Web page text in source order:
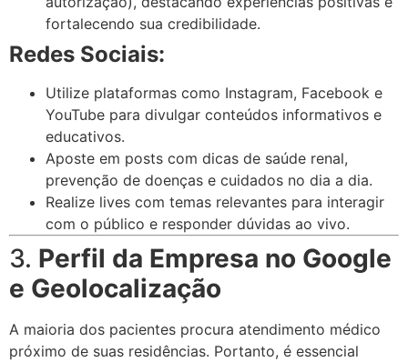
fortalecendo sua credibilidade.
Redes Sociais:
Utilize plataformas como Instagram, Facebook e
YouTube para divulgar conteúdos informativos e
educativos.
Aposte em posts com dicas de saúde renal,
prevenção de doenças e cuidados no dia a dia.
Realize lives com temas relevantes para interagir
com o público e responder dúvidas ao vivo.
3. Perfil da Empresa no Google
e Geolocalização
A maioria dos pacientes procura atendimento médico
próximo de suas residências. Portanto, é essencial